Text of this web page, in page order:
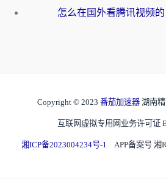
Copyright © 2023 番茄加速器 湖南
互联网虚拟专用网业务许可证
湘ICP备2023004234号-1 APP备案号 湘